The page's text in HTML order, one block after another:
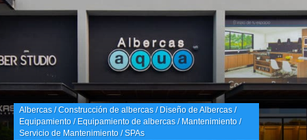
Albercas / Construcción de albercas / Diseño de Albercas /
Equipamiento / Equipamiento de albercas / Mantenimiento /
Servicio de Mantenimiento / SPAs